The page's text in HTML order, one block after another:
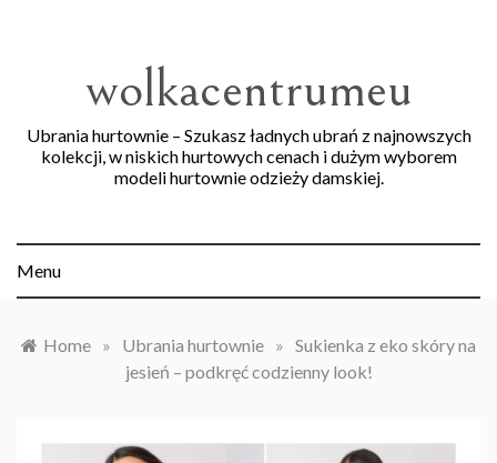
wolkacentrumeu
Ubrania hurtownie – Szukasz ładnych ubrań z najnowszych
kolekcji, w niskich hurtowych cenach i dużym wyborem
modeli hurtownie odzieży damskiej.
Menu
Home » Ubrania hurtownie » Sukienka z eko skóry na
jesień – podkręć codzienny look!